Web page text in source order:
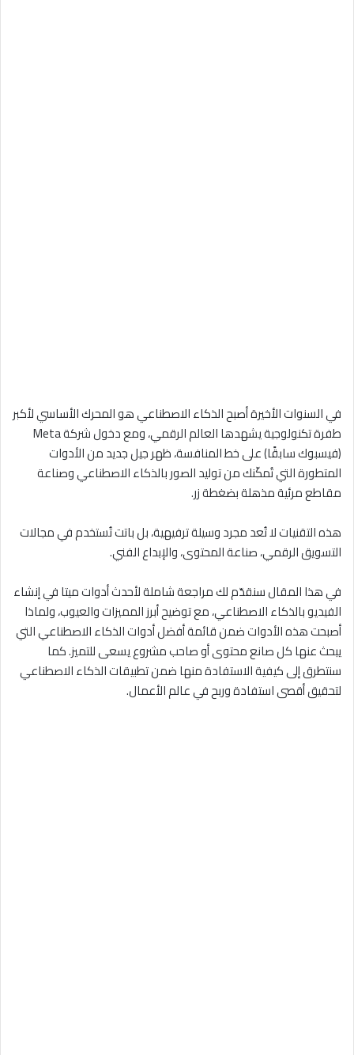
في السنوات الأخيرة أصبح الذكاء الاصطناعي هو المحرك الأساسي لأكبر
طفرة تكنولوجية يشهدها العالم الرقمي، ومع دخول شركة Meta
(فيسبوك سابقًا) على خط المنافسة، ظهر جيل جديد من الأدوات
المتطورة التي تُمكّنك من توليد الصور بالذكاء الاصطناعي وصناعة
مقاطع مرئية مذهلة بضغطة زر.
هذه التقنيات لا تُعد مجرد وسيلة ترفيهية، بل باتت تُستخدم في مجالات
التسويق الرقمي، صناعة المحتوى، والإبداع الفني.
في هذا المقال سنقدّم لك مراجعة شاملة لأحدث أدوات ميتا في إنشاء
الفيديو بالذكاء الاصطناعي، مع توضيح أبرز المميزات والعيوب، ولماذا
أصبحت هذه الأدوات ضمن قائمة أفضل أدوات الذكاء الاصطناعي التي
يبحث عنها كل صانع محتوى أو صاحب مشروع يسعى للتميز. كما
سنتطرق إلى كيفية الاستفادة منها ضمن تطبيقات الذكاء الاصطناعي
لتحقيق أقصى استفادة وربح في عالم الأعمال.